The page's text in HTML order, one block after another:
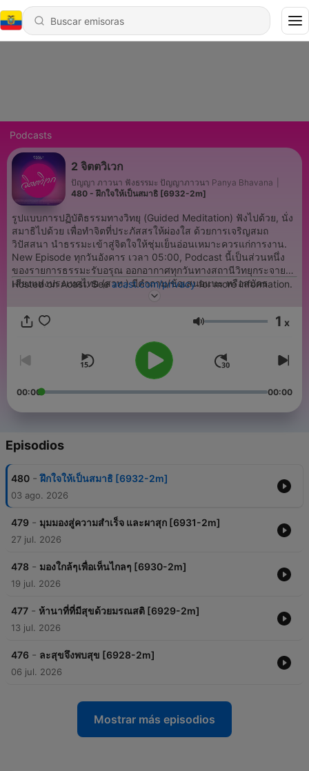
Podcasts
2 จิตตวิเวก
ปัญญา ภาวนา ฟังธรรมะ ปัญญาภาวนา Panya Bhavana
480 - ฝึกใจให้เป็นสมาธิ [6932-2m]
รูปแบบการปฏิบัติธรรมทางวิทยุ (Guided Meditation) ฟังไปด้วย, นั่ง
สมาธิไปด้วย เพื่อทำจิตที่ประภัสสรให้ผ่องใส ด้วยการเจริญสมถ
วิปัสสนา นำธรรมะเข้าสู่จิตใจให้ชุ่มเย็นอ่อนเหมาะควรแก่การงาน.
New Episode ทุกวันอังคาร เวลา 05:00, Podcast นี้เป็นส่วนหนึ่ง
ของรายการธรรมะรับอรุณ ออกอากาศทุกวันทางสถานีวิทยุกระจาย
เสียงแห่งประเทศไทย (สวท.) มีคำถาม/ข้อเสนอแนะ หรือสมัคร
ติดตามฟังทั้ง 7 รายการ ที่ panya.org
Hosted on Acast. Seeacast.com/privacyfor more information.
Volumen 1 x
00:00 00:00
Episodios
480 - ฝึกใจให้เป็นสมาธิ [6932-2m]
03 ago. 2026
479 - มุมมองสู่ความสำเร็จ และผาสุก [6931-2m]
27 jul. 2026
478 - มองใกล้ๆเพื่อเห็นไกลๆ [6930-2m]
19 jul. 2026
477 - ห้านาที่ที่มีสุขด้วยมรณสติ [6929-2m]
13 jul. 2026
476 - ละสุขจึงพบสุข [6928-2m]
06 jul. 2026
Mostrar más episodios